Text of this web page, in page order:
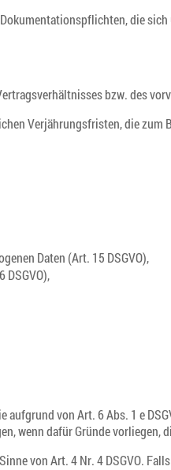
die
bzw. des
Verjährungsfristen, die
Daten (Art. 15 DSGVO),
DSGVO),
aufgrund von Art. 6 Abs. 1 e
wenn dafür Gründe vorliegen,
von Art. 4 Nr. 4 DSGVO.